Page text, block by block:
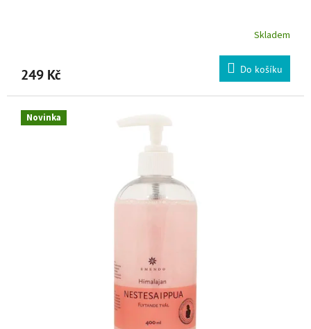
Skladem
249 Kč Do košíku
Novinka